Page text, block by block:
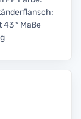
° Maße